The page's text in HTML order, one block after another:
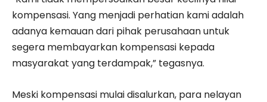
kompensasi. Yang menjadi perhatian kami adalah
adanya kemauan dari pihak perusahaan untuk
segera membayarkan kompensasi kepada
masyarakat yang terdampak,” tegasnya.
Meski kompensasi mulai disalurkan, para nelayan